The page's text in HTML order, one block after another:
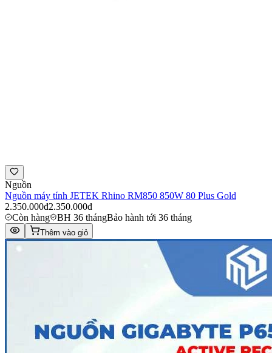
Nguồn
Nguồn máy tính JETEK Rhino RM850 850W 80 Plus Gold
2.350.000đ2.350.000đ
Còn hàng
BH 36 thángBảo hành tới 36 tháng
Thêm vào giỏ